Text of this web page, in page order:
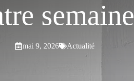
mai 9, 2026 Actualité